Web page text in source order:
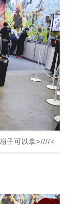
子可以拿>////<